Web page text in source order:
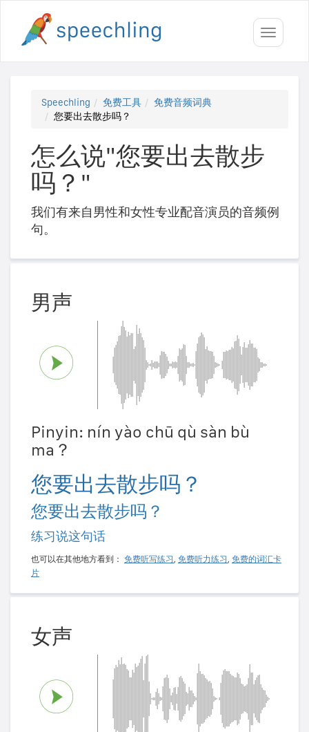
Toggle
Speechling 免费工具
免费音频词典
您要出去散步吗？
怎么说"您要出去散步
吗？"
我们有来自男性和女性专业配音演员的音频例
句。
男声
Pinyin: nín yào chū qù sàn bù
ma？
您要出去散步吗？
您要出去散步吗？
练习说这句话
也可以在其他地方看到： 免费听写练习, 免费听力练习, 免费的词汇卡
片
女声